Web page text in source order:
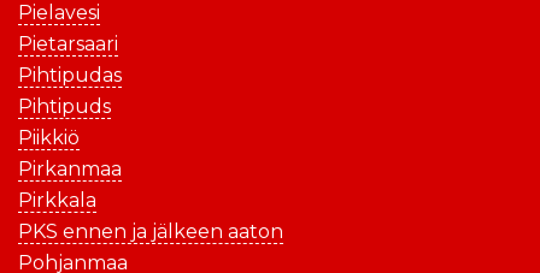
Pielavesi
Pietarsaari
Pihtipudas
Pihtipuds
Piikkiö
Pirkanmaa
Pirkkala
PKS ennen ja jälkeen aaton
Pohjanmaa